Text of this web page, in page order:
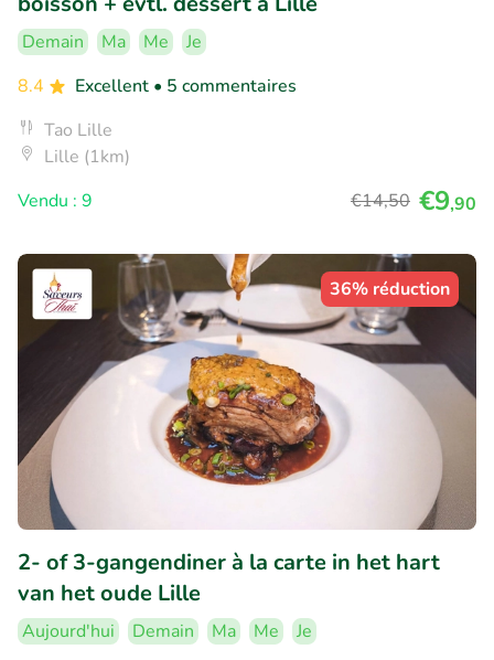
Demain Ma Me
Je
8.4
Excellent • 5 commentaires
Tao Lille
Lille (1km)
Vendu : 9
€14,50 €9,90
36% réduction
2- of 3-gangendiner à la carte in het hart
van het oude Lille
Aujourd'hui Demain Ma Me
Je